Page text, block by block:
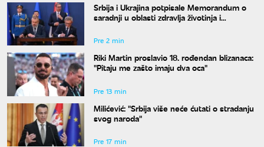
Srbija i Ukrajina potpisale Memorandum o
saradnji u oblasti zdravlja životinja i
Pre 2 min
Riki Martin proslavio 18. rođendan blizanaca:
"Pitaju me zašto imaju dva oca"
Pre 13 min
Milićević: "Srbija više neće ćutati o stradanju
svog naroda"
Pre 17 min